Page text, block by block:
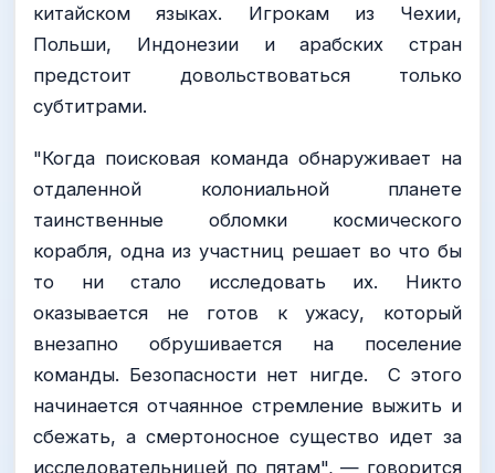
китайском языках. Игрокам из Чехии,
Польши, Индонезии и арабских стран
предстоит довольствоваться только
субтитрами.
"Когда поисковая команда обнаруживает на
отдаленной колониальной планете
таинственные обломки космического
корабля, одна из участниц решает во что бы
то ни стало исследовать их. Никто
оказывается не готов к ужасу, который
внезапно обрушивается на поселение
команды. Безопасности нет нигде. С этого
начинается отчаянное стремление выжить и
сбежать, а смертоносное существо идет за
исследовательницей по пятам", — говорится